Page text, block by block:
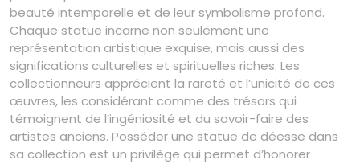
beauté intemporelle et de leur symbolisme profond.
Chaque statue incarne non seulement une
représentation artistique exquise, mais aussi des
significations culturelles et spirituelles riches. Les
collectionneurs apprécient la rareté et l’unicité de ces
œuvres, les considérant comme des trésors qui
témoignent de l’ingéniosité et du savoir-faire des
artistes anciens. Posséder une statue de déesse dans
sa collection est un privilège qui permet d’honorer